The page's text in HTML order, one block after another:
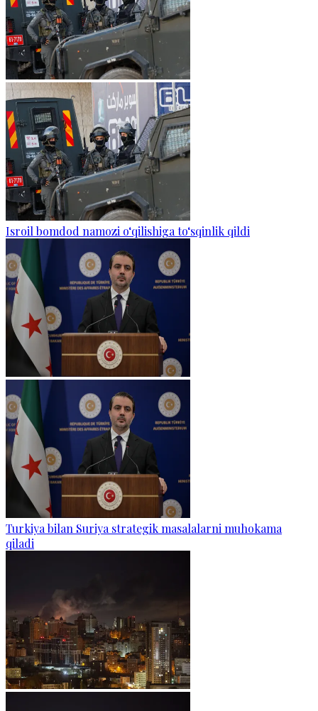
Isroil bomdod namozi o‘qilishiga to‘sqinlik qildi
Turkiya bilan Suriya strategik masalalarni muhokama
qiladi